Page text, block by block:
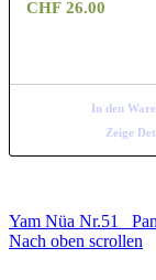
CHF 26.00
In den
Zeige
Yam Nüa Nr.51
Nach oben scrollen